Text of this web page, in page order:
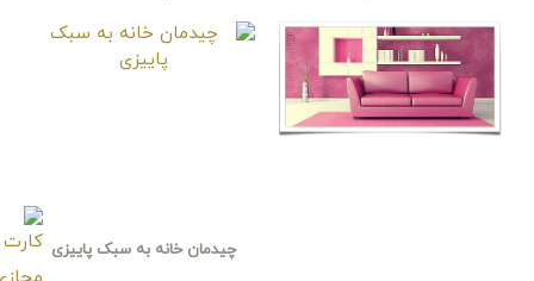
چیدمان خانه به سبک پاییزی